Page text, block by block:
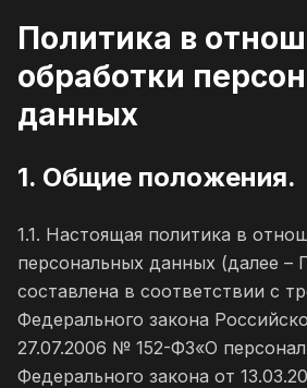
Политика в
обработки
данных
1. Общие положения.
1.1. Настоящая политика в
персональных данных (далее –
составлена в соответствии с
Федерального закона
27.07.2006 № 152-ФЗ«О
Федерального закона от